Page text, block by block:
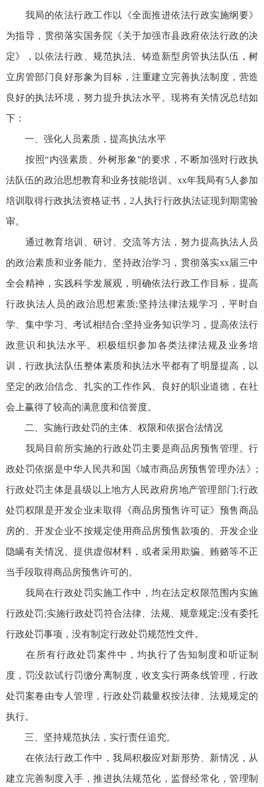
我局的依法行政工作以《全面推进依法行政实施纲要》
为指导，贯彻落实国务院《关于加强市县政府依法行政的决
定》，以依法行政、规范执法、铸造新型房管执法队伍，树
立房管部门良好形象为目标，注重建立完善执法制度，营造
良好的执法环境，努力提升执法水平。现将有关情况总结如
下：
一、强化人员素质，提高执法水平
按照“内强素质、外树形象”的要求，不断加强对行政执
法队伍的政治思想教育和业务技能培训。xx年我局有5人参加
培训取得行政执法资格证书，2人执行行政执法证现到期需验
审。
通过教育培训、研讨、交流等方法，努力提高执法人员
的政治素质和业务能力。坚持政治学习，贯彻落实xx届三中
全会精神，实践科学发展观，明确依法行政工作目标，提高
行政执法人员的政治思想素质;坚持法律法规学习，平时自
学、集中学习、考试相结合;坚持业务知识学习，提高依法行
政意识和执法水平。积极组织参加各类法律法规及业务培
训，行政执法队伍整体素质和执法水平都有了明显提高，以
坚定的政治信念、扎实的工作作风、良好的职业道德，在社
会上赢得了较高的满意度和信誉度。
二、实施行政处罚的主体、权限和依据合法情况
我局目前所实施的行政处罚主要是商品房预售管理。行
政处罚依据是中华人民共和国《城市商品房预售管理办法》;
行政处罚主体是县级以上地方人民政府房地产管理部门;行政
处罚权限是开发企业未取得《商品房预售许可证》预售商品
房的、开发企业不按规定使用商品房预售款项的、开发企业
隐瞒有关情况、提供虚假材料，或者采用欺骗、贿赂等不正
当手段取得商品房预售许可的。
我局在行政处罚实施工作中，均在法定权限范围内实施
行政处罚;实施行政处罚符合法律、法规、规章规定;没有委托
行政处罚事项，没有制定行政处罚规范性文件。
在所有行政处罚案件中，均执行了告知制度和听证制
度，罚没款试行罚缴分离制度，收支实行两条线管理，行政
处罚案卷由专人管理，行政处罚裁量权按法律、法规规定的
执行。
三、坚持规范执法，实行责任追究。
在依法行政工作中，我局积极应对新形势、新情况，从
建立完善制度入手，推进执法规范化，监督经常化，管理制